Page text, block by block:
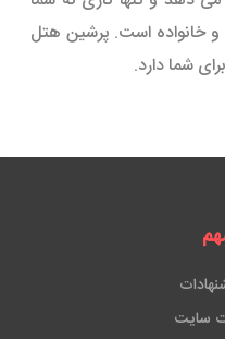
خانواده است. پرشین هتل
شما دارد.
سایت